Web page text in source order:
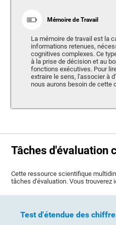
Mémoire de Travail
La mémoire de travail est la
informations retenues,
cognitives complexes. Ce
à la prise de décision et au
fonctions exécutives. Pour
extraire le sens, l'associer à
nous aurons besoin de cette
Tâches d'évaluation
Cette ressource scientifique
tâches d'évaluation. Vous trouverez
Test d'étendue des